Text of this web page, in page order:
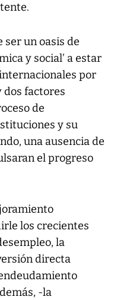
ser un oasis de
y social’ a estar
por
dos factores
de
y su
una ausencia de
el progreso
los crecientes
la
directa
-la